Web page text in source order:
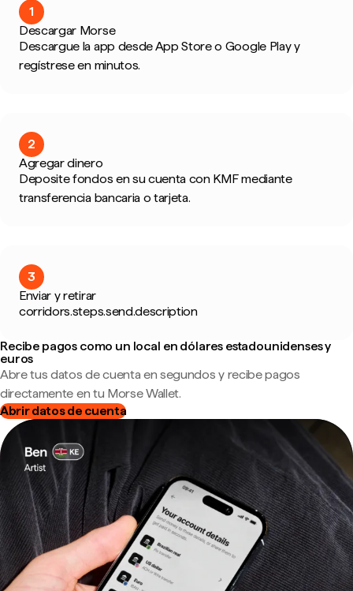
1
Descargar Morse
Descargue la app desde App Store o Google Play y
regístrese en minutos.
2
Agregar dinero
Deposite fondos en su cuenta con KMF mediante
transferencia bancaria o tarjeta.
3
Enviar y retirar
corridors.steps.send.description
Recibe pagos como un local en dólares estadounidenses y
euros
Abre tus datos de cuenta en segundos y recibe pagos
directamente en tu Morse Wallet.
Abrir datos de cuenta